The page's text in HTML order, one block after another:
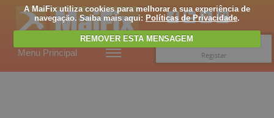
A MaiFix utiliza cookies para melhorar a sua experiência de
navegação. Saiba mais aqui: Políticas de Privacidade.
REMOVER ESTA MENSAGEM
Menu Principal
Registar